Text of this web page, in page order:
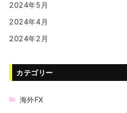
2024年5月
2024年4月
2024年2月
カテゴリー
海外FX